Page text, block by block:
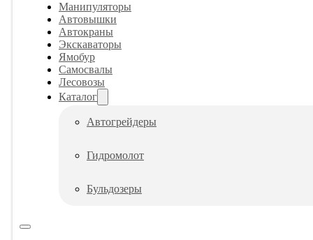
Манипуляторы
Автовышки
Автокраны
Экскаваторы
Ямобур
Самосвалы
Лесовозы
Каталог
Автогрейдеры
Гидромолот
Бульдозеры